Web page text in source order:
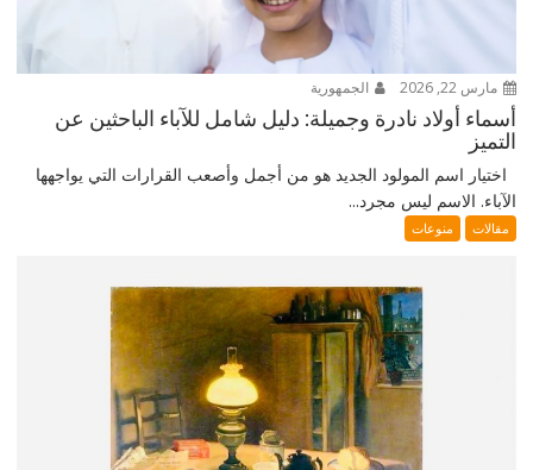
مارس 22, 2026 الجمهورية
أسماء أولاد نادرة وجميلة: دليل شامل للآباء الباحثين عن
التميز
اختيار اسم المولود الجديد هو من أجمل وأصعب القرارات التي يواجهها
الآباء. الاسم ليس مجرد...
مقالات منوعات